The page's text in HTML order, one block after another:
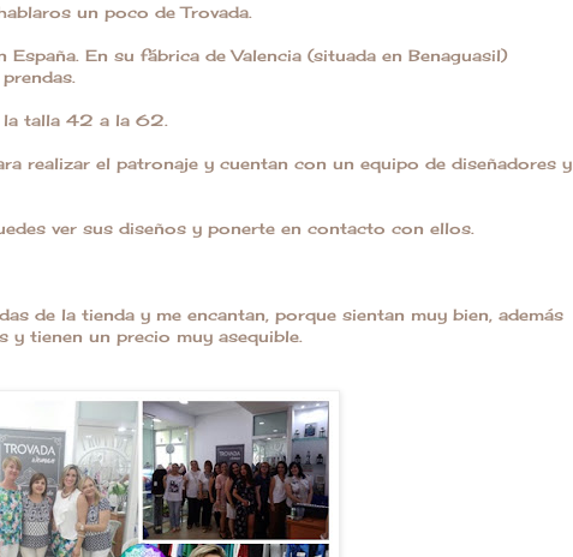
un poco de Trovada.
En su fábrica de Valencia (situada en Benaguasil)
la talla 42 a la 62.
realizar el patronaje y cuentan con un equipo de diseñadores y
ver sus diseños y ponerte en contacto con ellos.
de la tienda y me encantan, porque sientan muy bien, además
y tienen un precio muy asequible.